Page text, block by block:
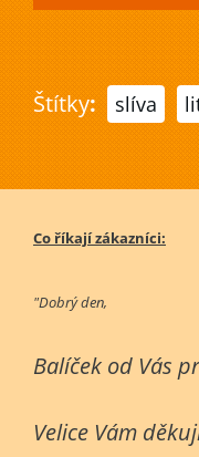
Štítky: slíva
Co říkají zákazníci:
"Dobrý den,
Balíček od Vás
Velice Vám